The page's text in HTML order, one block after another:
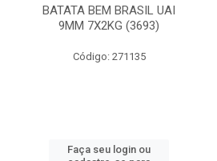
BATATA BEM BRASIL UAI
9MM 7X2KG (3693)
Código: 271135
Faça seu login ou